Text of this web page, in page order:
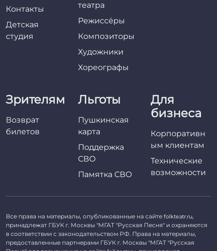
Контакты
Детская
студия
театра
Режиссёры
Композиторы
Художники
Хореографы
Зрителям
Возврат
билетов
Льготы
Пушкинская
карта
Поддержка
СВО
Памятка СВО
Для
бизнеса
Корпоративн
ым клиентам
Технические
возможности
Все права на материалы, опубликованные на сайте folkteatr.ru,
принадлежат ГБУК г. Москвы "МГАТ "Русская Песня" и охраняются
в соответствии с законодательством РФ. Права на материалы,
предоставленные партнерами ГБУК г. Москвы "МГАТ "Русская